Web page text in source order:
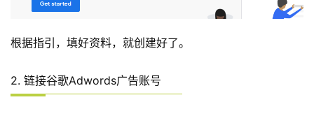
根据指引，填好资料，就创建好了。
2. 链接谷歌Adwords广告账号